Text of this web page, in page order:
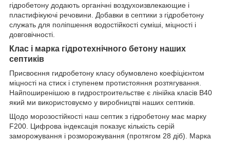
гідробетону додають органічні воздухоизвлекающие і
пластифікуючі речовини. Добавки в септики з гідробетону
служать для поліпшення водостійкості суміші, міцності і
довговічності.
Клас і марка гідротехнічного бетону наших
септиків
Присвоєння гидробетону класу обумовлено коефіцієнтом
міцності на стиск і ступенем протистояння розтягування.
Найпоширенішою в гидростроительстве є лінійка класів В40
який ми використовуємо у виробництві наших септиків.
Щодо морозостійкості наш септик з гідробетону має марку
F200. Цифрова індексація показує кількість серій
заморожування і розморожування (протягом 28 діб). Марка